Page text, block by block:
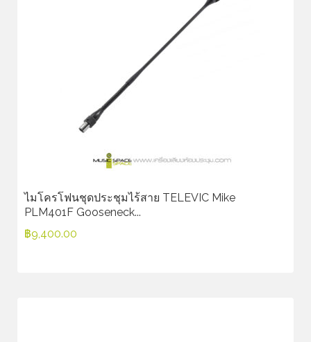
ไมโครโฟนชุดประชุมไร้สาย TELEVIC Mike
PLM401F Gooseneck...
฿9,400.00